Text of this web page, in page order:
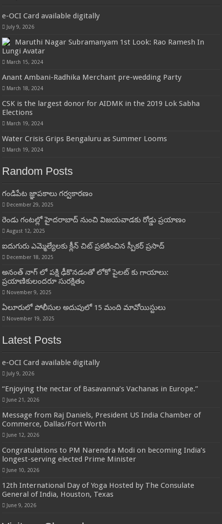
e-OCI Card available digitally
July 9, 2026
Maruthi Nagar Subramanyam 1st Look: Rao Ramesh In
Lungi Avatar
March 15, 2024
Anant Ambani-Radhika Merchant pre-wedding Party
March 18, 2024
CSK is the largest donor for AIDMK in the 2019 Lok Sabha
Elections
March 19, 2024
Water Crisis Grips Bengaluru as Summer Looms
March 19, 2024
Random Posts
గండిపేట జ్ఞాపకాలు గర్వకారణం
December 29, 2025
రెండు గంటల్లో హైదరాబాద్ నుంచి విజయవాడకు రోడ్డు ప్రయాణం
August 12, 2025
ఐదుగురు ఎమ్మెల్యేలకు క్లీన్ చిట్ ప్రకటించిన స్పీకర్ ప్రసాద్
December 18, 2025
అనంత్ నాగ్ లో పక్షి ఢీకొనడంతో లోకో పైలట్ కు గాయాలు:
ప్రయాణికులందరూ సురక్షితం
November 9, 2025
ఏలూరులో పోలీసుల అదుపులో 15 మంది మావోయిస్టులు
November 19, 2025
Latest Posts
e-OCI Card available digitally
July 9, 2026
“Enjoying the nectar of Basavanna’s Vachanas in Europe.”
June 21, 2026
Message from Raj Daniels, President US India Chamber of
Commerce, Dallas/Fort Worth
June 12, 2026
Congratulations to PM Narendra Modi on becoming India’s
longest-serving elected Prime Minister
June 10, 2026
12th International Day of Yoga Hosted by The Consulate
General of India, Houston, Texas
June 9, 2026